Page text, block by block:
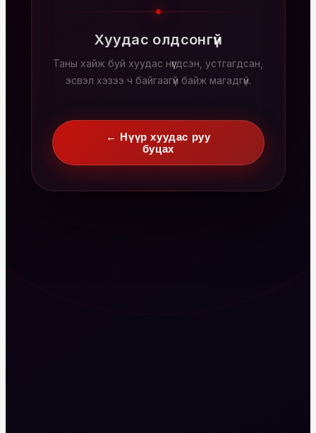
Хуудас олдсонгүй
Таны хайж буй хуудас нүүгдсэн, устгагдсан,
эсвэл хэзээ ч байгаагүй байж магадгүй.
← Нүүр хуудас руу
буцах